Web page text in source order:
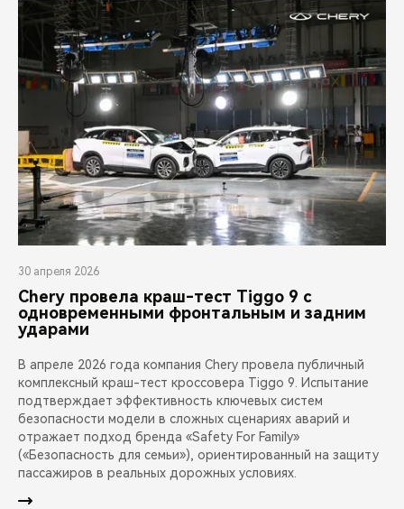
30 апреля 2026
Chery провела краш-тест Tiggo 9 с
одновременными фронтальным и задним
ударами
В апреле 2026 года компания Chery провела публичный
комплексный краш-тест кроссовера Tiggo 9. Испытание
подтверждает эффективность ключевых систем
безопасности модели в сложных сценариях аварий и
отражает подход бренда «Safety For Family»
(«Безопасность для семьи»), ориентированный на защиту
пассажиров в реальных дорожных условиях.